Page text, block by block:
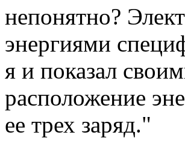
непонятно?
энергиями
я и показал
расположение
ее трех заряд."